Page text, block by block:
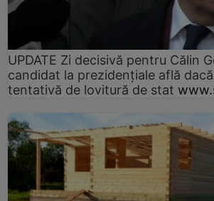
UPDATE Zi decisivă pentru Călin
candidat la prezidențiale află
tentativă de lovitură de stat